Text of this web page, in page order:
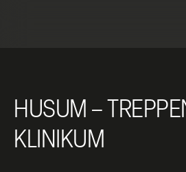
HUSUM –
KLINIKUM